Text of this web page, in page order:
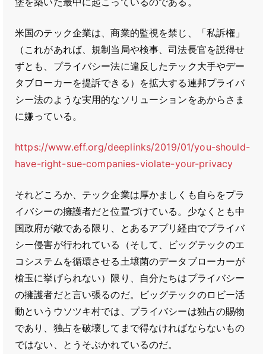
米国のテック企業は、商業的監視を禁じ、「私訴権」
（これがあれば、規制当局や検事、司法長官を説得せ
ずとも、プライバシー法に違反したテック大手やデー
タブローカーを提訴できる）を拡大する連邦プライバ
シー法のような実用的なソリューションをあからさま
に嫌っている。
https://www.eff.org/deeplinks/2019/01/you-should-
have-right-sue-companies-violate-your-privacy
それどころか、テック企業は厚かましくも自らをプラ
イバシーの擁護者だと位置づけている。少なくとも中
国政府が敵である限り、とあるアプリ経由でプライバ
シー侵害が行われている（そして、ビッグテックのエ
コシステムを循環させる土壌菌のデータブローカーが
槍玉に挙げられない）限り、自分たちはプライバシー
の擁護者だと言い張るのだ。ビッグテックのロビー活
動というウソツキ村では、プライバシーは独占の賜物
であり、独占を破壊してまで得なければならないもの
ではない、とうそぶかれているのだ。